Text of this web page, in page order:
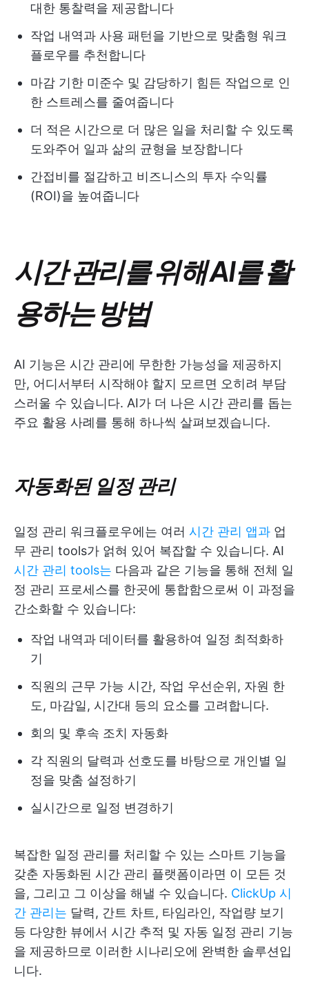
대한 통찰력을 제공합니다
작업 내역과 사용 패턴을 기반으로 맞춤형 워크
플로우를 추천합니다
마감 기한 미준수 및 감당하기 힘든 작업으로 인
한 스트레스를 줄여줍니다
더 적은 시간으로 더 많은 일을 처리할 수 있도록
도와주어 일과 삶의 균형을 보장합니다
간접비를 절감하고 비즈니스의 투자 수익률
(ROI)을 높여줍니다
시간 관리를 위해 AI를 활
용하는 방법
AI 기능은 시간 관리에 무한한 가능성을 제공하지
만, 어디서부터 시작해야 할지 모르면 오히려 부담
스러울 수 있습니다. AI가 더 나은 시간 관리를 돕는
주요 활용 사례를 통해 하나씩 살펴보겠습니다.
자동화된 일정 관리
일정 관리 워크플로우에는 여러 시간 관리 앱과 업
무 관리 tools가 얽혀 있어 복잡할 수 있습니다. AI
시간 관리 tools는 다음과 같은 기능을 통해 전체 일
정 관리 프로세스를 한곳에 통합함으로써 이 과정을
간소화할 수 있습니다:
작업 내역과 데이터를 활용하여 일정 최적화하
기
직원의 근무 가능 시간, 작업 우선순위, 자원 한
도, 마감일, 시간대 등의 요소를 고려합니다.
회의 및 후속 조치 자동화
각 직원의 달력과 선호도를 바탕으로 개인별 일
정을 맞춤 설정하기
실시간으로 일정 변경하기
복잡한 일정 관리를 처리할 수 있는 스마트 기능을
갖춘 자동화된 시간 관리 플랫폼이라면 이 모든 것
을, 그리고 그 이상을 해낼 수 있습니다. ClickUp 시
간 관리는 달력, 간트 차트, 타임라인, 작업량 보기
등 다양한 뷰에서 시간 추적 및 자동 일정 관리 기능
을 제공하므로 이러한 시나리오에 완벽한 솔루션입
니다.